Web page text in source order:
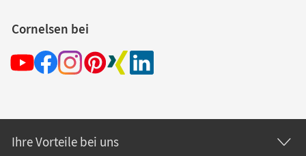
Cornelsen bei
Ihre Vorteile bei uns